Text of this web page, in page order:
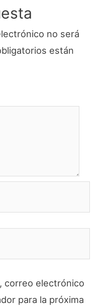
no será
están
correo electrónico
para la próxima